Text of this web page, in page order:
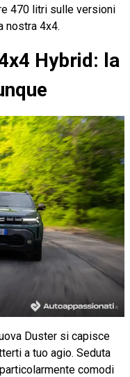
470 litri sulle versioni
nostra 4x4.
Hybrid: la
Duster si capisce
a tuo agio. Seduta
comodi